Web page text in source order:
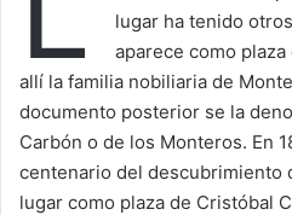
lugar ha tenido
aparece como
allí la familia nobiliaria de
documento posterior se la
Carbón o de los Monteros. En
centenario del descubrimiento
lugar como plaza de Cristóbal